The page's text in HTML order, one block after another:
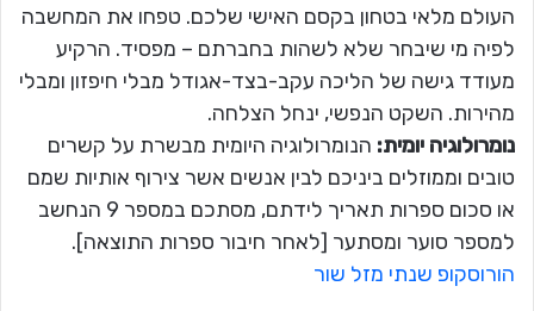
העולם מלאי בטחון בקסם האישי שלכם. טפחו את המחשבה
לפיה מי שיבחר שלא לשהות בחברתם – מפסיד. הרקיע
מעודד גישה של הליכה עקב-בצד-אגודל מבלי חיפזון ומבלי
מהירות. השקט הנפשי, ינחל הצלחה.
נומרולוגיה יומית: הנומרולוגיה היומית מבשרת על קשרים
טובים וממוזלים ביניכם לבין אנשים אשר צירוף אותיות שמם
או סכום ספרות תאריך לידתם, מסתכם במספר 9 הנחשב
למספר סוער ומסתער [לאחר חיבור ספרות התוצאה].
הורוסקופ שנתי מזל שור